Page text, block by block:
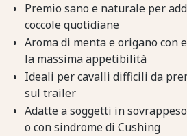
Premio sano e naturale per
coccole quotidiane
Aroma di menta e origano con
la massima appetibilità
Ideali per cavalli difficili da
sul trailer
Adatte a soggetti in
o con sindrome di Cushing